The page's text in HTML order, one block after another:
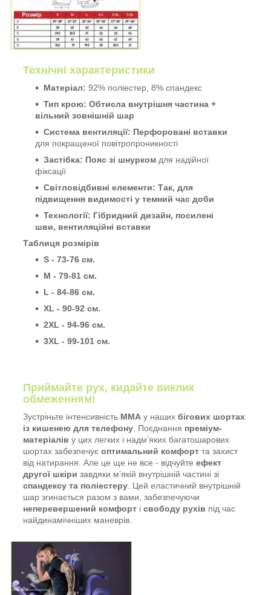
Технічні характеристики
Матеріал: 92% поліестер, 8% спандекс
Тип крою: Обтисла внутрішня частина +
вільний зовнішній шар
Система вентиляції: Перфоровані вставки
для покращеної повітропроникності
Застібка: Пояс зі шнурком для надійної
фіксації
Світловідбивні елементи: Так, для
підвищення видимості у темний час доби
Технології: Гібридний дизайн, посилені
шви, вентиляційні вставки
Таблиця розмірів
S - 73-76 см.
M - 79-81 см.
L - 84-86 см.
XL - 90-92 см.
2XL - 94-96 см.
3XL - 99-101 см.
Приймайте рух, кидайте виклик
обмеженням!
Зустріньте інтенсивність MMA у наших бігових шортах
із кишенею для телефону . Поєднання преміум-
матеріалів у цих легких і надм’яких багатошарових
шортах забезпечує оптимальний комфорт та захист
від натирання. Але це ще не все - відчуйте ефект
другої шкіри завдяки м’якій внутрішній частині зі
спандексу та поліестеру . Цей еластичний внутрішній
шар згинається разом з вами, забезпечуючи
неперевершений комфорт і свободу рухів під час
найдинамічніших маневрів.